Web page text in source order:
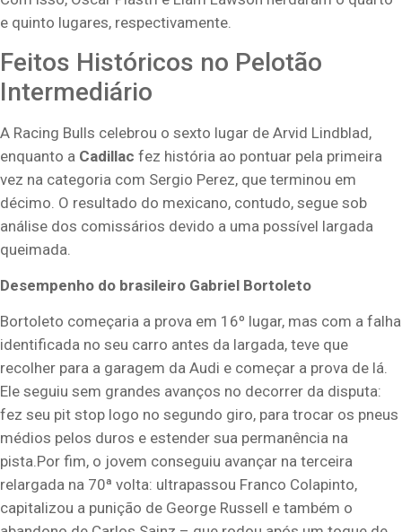
e quinto lugares, respectivamente.
Feitos Históricos no Pelotão
Intermediário
A Racing Bulls celebrou o sexto lugar de Arvid Lindblad,
enquanto a Cadillac fez história ao pontuar pela primeira
vez na categoria com Sergio Perez, que terminou em
décimo. O resultado do mexicano, contudo, segue sob
análise dos comissários devido a uma possível largada
queimada.
Desempenho do brasileiro Gabriel Bortoleto
Bortoleto começaria a prova em 16º lugar, mas com a falha
identificada no seu carro antes da largada, teve que
recolher para a garagem da Audi e começar a prova de lá.
Ele seguiu sem grandes avanços no decorrer da disputa:
fez seu pit stop logo no segundo giro, para trocar os pneus
médios pelos duros e estender sua permanência na
pista.Por fim, o jovem conseguiu avançar na terceira
relargada na 70ª volta: ultrapassou Franco Colapinto,
capitalizou a punição de George Russell e também o